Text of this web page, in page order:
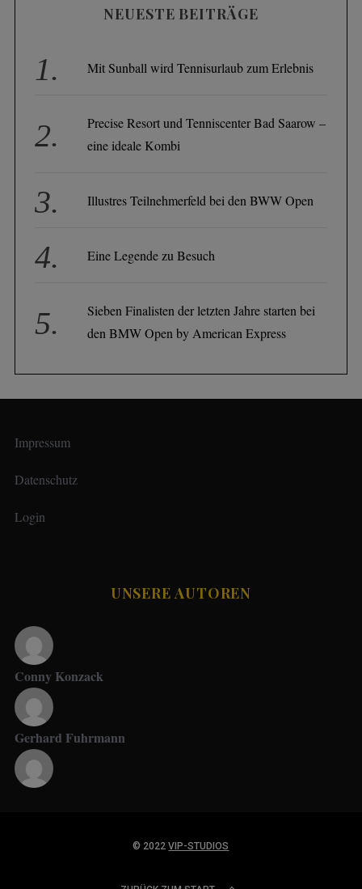
NEUESTE BEITRÄGE
Mit Sunball wird Tennisurlaub zum Erlebnis
Precise Resort und Tenniscenter Bad Saarow –
eine ideale Kombi
Illustres Teilnehmerfeld bei den BWW Open
Eine Legende zu Besuch
Sieben Finalisten der letzten Jahre starten bei
den BMW Open by American Express
Impressum
Datenschutz
Login
UNSERE AUTOREN
Conny Konzack
Gerhard Fuhrmann
© 2022VIP-STUDIOS